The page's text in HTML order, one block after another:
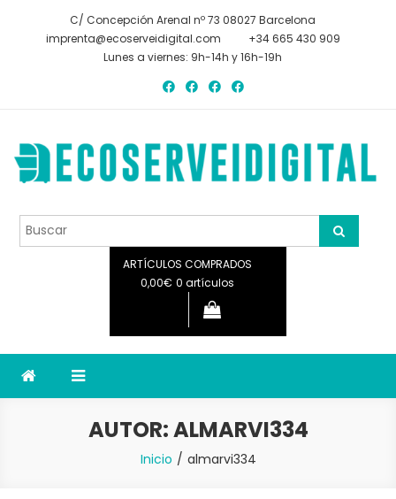
C/ Concepción Arenal nº 73 08027 Barcelona
imprenta@ecoserveidigital.com
+34 665 430 909
Lunes a viernes: 9h-14h y 16h-19h
Ecoservei digital
ARTÍCULOS COMPRADOS
0,00€ 0 artículos
AUTOR:ALMARVI334
Inicio almarvi334